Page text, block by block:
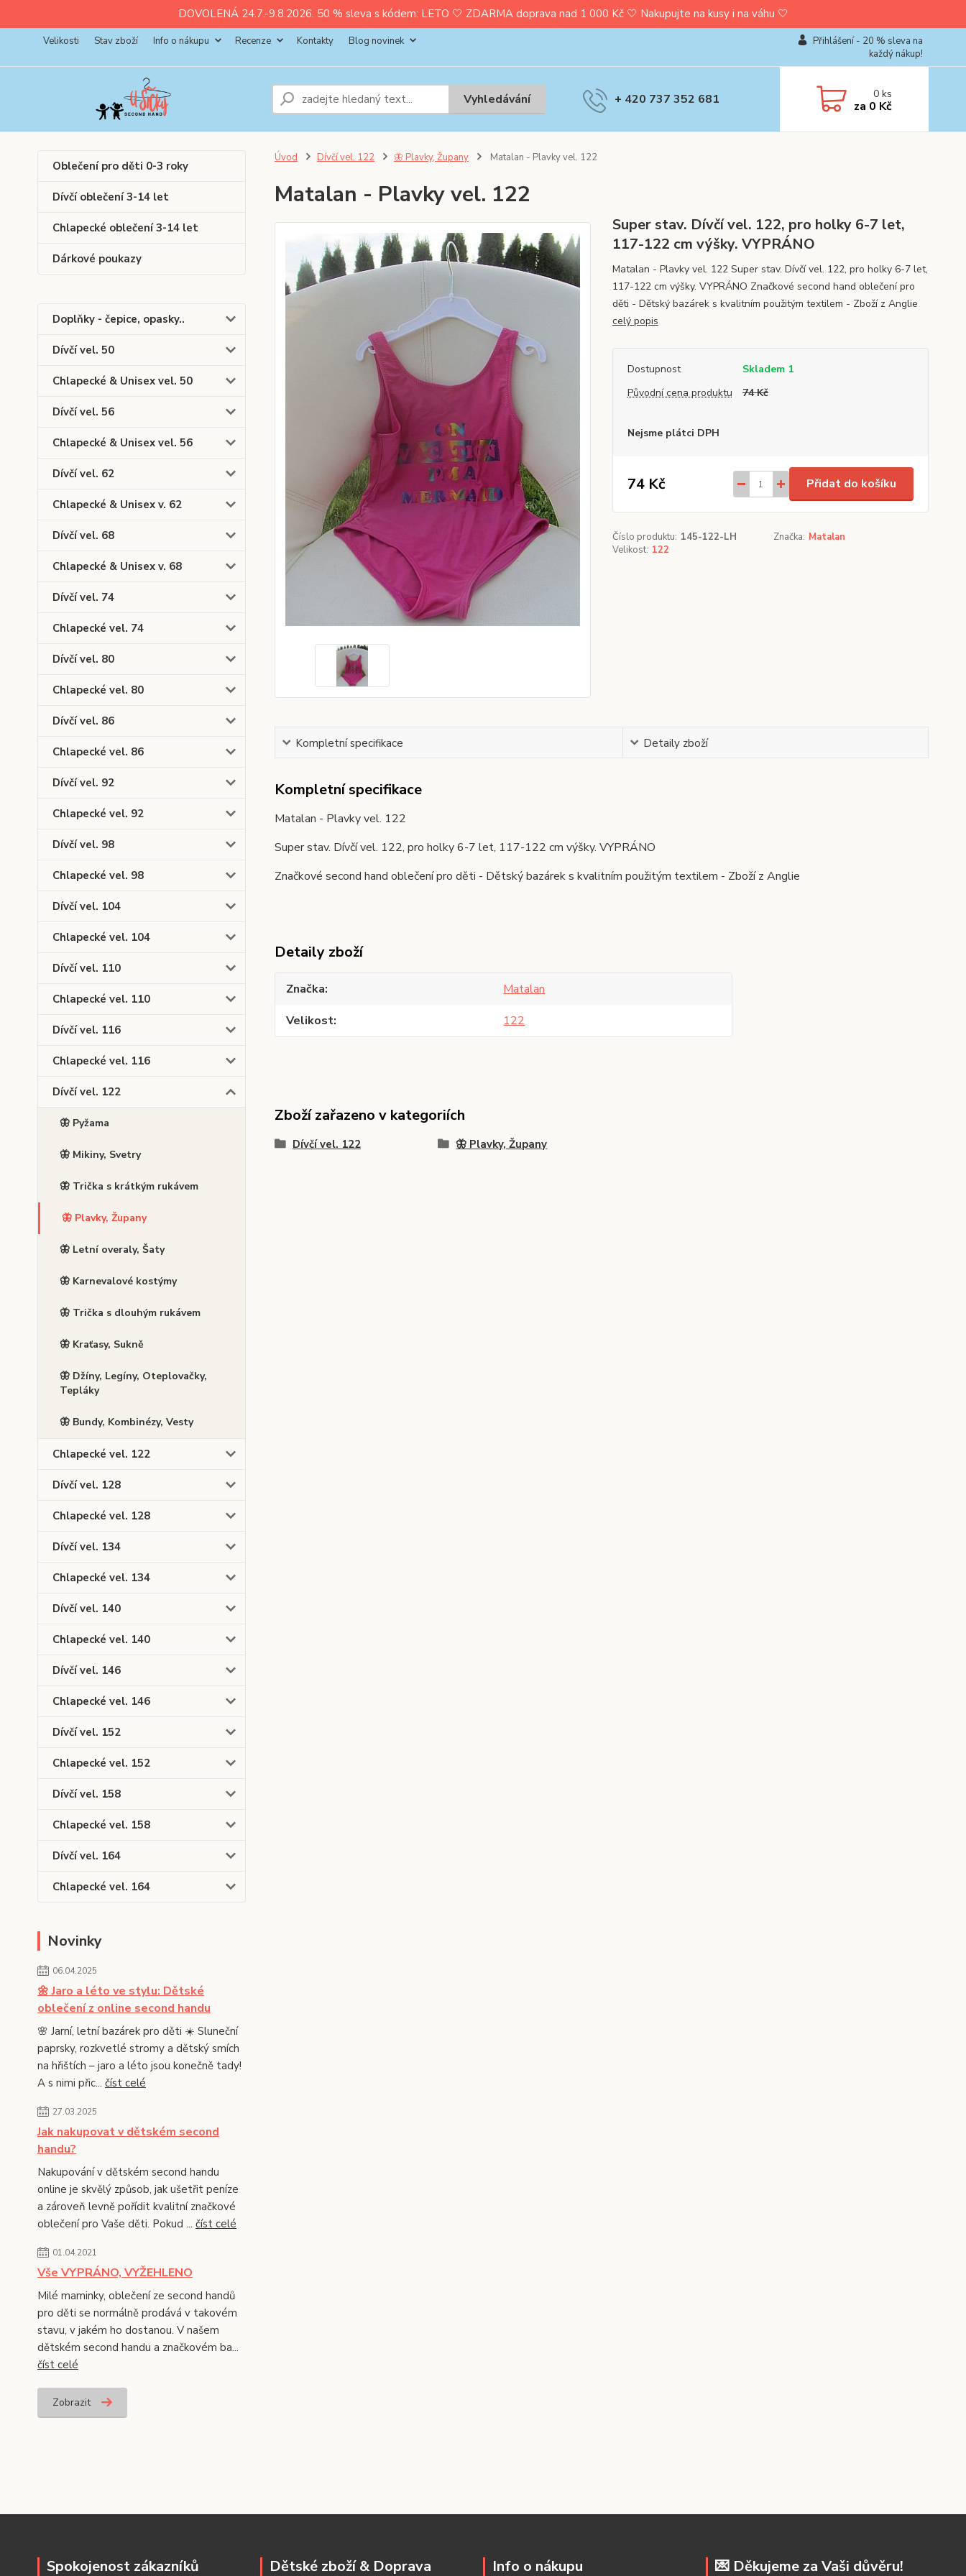
DOVOLENÁ 24.7.-9.8.2026. 50 % sleva s kódem: LETO 🤍 ZDARMA doprava nad 1 000 Kč 🤍 Nakupujte na kusy i na váhu 🤍
Velikosti Stav zboží Info o nákupu Recenze Kontakty Blog novinek
Přihlášení - 20 % sleva na
každý nákup!
Vyhledávání + 420 737 352 681 0ks
za 0 Kč
Oblečení pro děti 0-3 roky
Dívčí oblečení 3-14 let
Chlapecké oblečení 3-14 let
Dárkové poukazy
Doplňky - čepice, opasky..
Dívčí vel. 50
Chlapecké & Unisex vel. 50
Dívčí vel. 56
Chlapecké & Unisex vel. 56
Dívčí vel. 62
Chlapecké & Unisex v. 62
Dívčí vel. 68
Chlapecké & Unisex v. 68
Dívčí vel. 74
Chlapecké vel. 74
Dívčí vel. 80
Chlapecké vel. 80
Dívčí vel. 86
Chlapecké vel. 86
Dívčí vel. 92
Chlapecké vel. 92
Dívčí vel. 98
Chlapecké vel. 98
Dívčí vel. 104
Chlapecké vel. 104
Dívčí vel. 110
Chlapecké vel. 110
Dívčí vel. 116
Chlapecké vel. 116
Dívčí vel. 122
🦋 Pyžama
🦋 Mikiny, Svetry
🦋 Trička s krátkým rukávem
🦋 Plavky, Župany
🦋 Letní overaly, Šaty
🦋 Karnevalové kostýmy
🦋 Trička s dlouhým rukávem
🦋 Kraťasy, Sukně
🦋 Džíny, Legíny, Oteplovačky,
Tepláky
🦋 Bundy, Kombinézy, Vesty
Chlapecké vel. 122
Dívčí vel. 128
Chlapecké vel. 128
Dívčí vel. 134
Chlapecké vel. 134
Dívčí vel. 140
Chlapecké vel. 140
Dívčí vel. 146
Chlapecké vel. 146
Dívčí vel. 152
Chlapecké vel. 152
Dívčí vel. 158
Chlapecké vel. 158
Dívčí vel. 164
Chlapecké vel. 164
Novinky
06.04.2025
🌼 Jaro a léto ve stylu: Dětské
oblečení z online second handu
🌸 Jarní, letní bazárek pro děti ☀️ Sluneční
paprsky, rozkvetlé stromy a dětský smích
na hřištích – jaro a léto jsou konečně tady!
A s nimi přic... číst celé
27.03.2025
Jak nakupovat v dětském second
handu?
Nakupování v dětském second handu
online je skvělý způsob, jak ušetřit peníze
a zároveň levně pořídit kvalitní značkové
oblečení pro Vaše děti. Pokud ... číst celé
01.04.2021
Vše VYPRÁNO, VYŽEHLENO
Milé maminky, oblečení ze second handů
pro děti se normálně prodává v takovém
stavu, v jakém ho dostanou. V našem
dětském second handu a značkovém ba...
číst celé
Zobrazit
Úvod Dívčí vel. 122 🦋 Plavky, Župany Matalan - Plavky vel. 122
Matalan - Plavky vel. 122
Super stav. Dívčí vel. 122, pro holky 6-7 let,
117-122 cm výšky. VYPRÁNO
Matalan - Plavky vel. 122 Super stav. Dívčí vel. 122, pro holky 6-7 let,
117-122 cm výšky. VYPRÁNO Značkové second hand oblečení pro
děti - Dětský bazárek s kvalitním použitým textilem - Zboží z Anglie
celý popis
Dostupnost
Skladem 1
Původní cena produktu
74 Kč
Nejsme plátci DPH
74 Kč Přidat do košíku
Číslo produktu: 145-122-LH Značka: Matalan
Velikost: 122
Kompletní specifikace Detaily zboží
Kompletní specifikace
Matalan - Plavky vel. 122
Super stav. Dívčí vel. 122, pro holky 6-7 let, 117-122 cm výšky. VYPRÁNO
Značkové second hand oblečení pro děti - Dětský bazárek s kvalitním použitým textilem - Zboží z Anglie
Detaily zboží
Značka
Matalan
Velikost
122
Zboží zařazeno v kategoriích
Dívčí vel. 122 🦋 Plavky, Župany
Spokojenost zákazníků Dětské zboží & Doprava Info o nákupu
💌 Děkujeme za Vaši důvěru!